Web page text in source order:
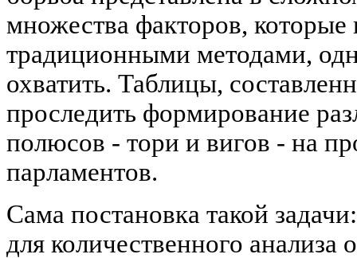
множества факторов,
традиционными методами,
охватить. Таблицы,
проследить формирование
полюсов - тори и вигов - на
парламентов.
Сама постановка такой
для количественного анализа